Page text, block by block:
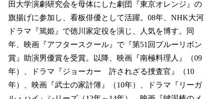
田大学演劇研究会を母体にした劇団『東京オレンジ』の
旗揚げに参加し、看板俳優として活躍。08年、NHK大河
ドラマ『篤姫』で徳川家定役を演じ、人気を博す。同
年、映画『アフタースクール』で『第51回ブルーリボン
賞』助演男優賞を受賞。以降、映画『南極料理人』（09
年）、ドラマ『ジョーカー 許されざる捜査官』（10
年）、映画『武士の家計簿』（10年）、ドラマ『リーガ